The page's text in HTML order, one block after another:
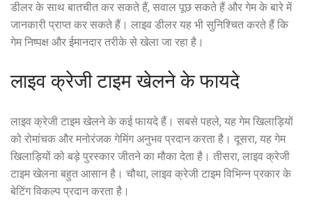
डीलर के साथ बातचीत कर सकते हैं, सवाल पूछ सकते हैं और गेम के बारे में
जानकारी प्राप्त कर सकते हैं। लाइव डीलर यह भी सुनिश्चित करते हैं कि
गेम निष्पक्ष और ईमानदार तरीके से खेला जा रहा है।
लाइव क्रेजी टाइम खेलने के फायदे
लाइव क्रेजी टाइम खेलने के कई फायदे हैं। सबसे पहले, यह गेम खिलाड़ियों
को रोमांचक और मनोरंजक गेमिंग अनुभव प्रदान करता है। दूसरा, यह गेम
खिलाड़ियों को बड़े पुरस्कार जीतने का मौका देता है। तीसरा, लाइव क्रेजी
टाइम खेलना बहुत आसान है। चौथा, लाइव क्रेजी टाइम विभिन्न प्रकार के
बेटिंग विकल्प प्रदान करता है।